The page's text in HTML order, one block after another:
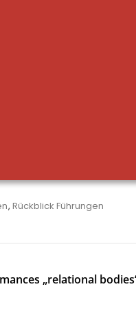
, Rückblick Führungen
„relational